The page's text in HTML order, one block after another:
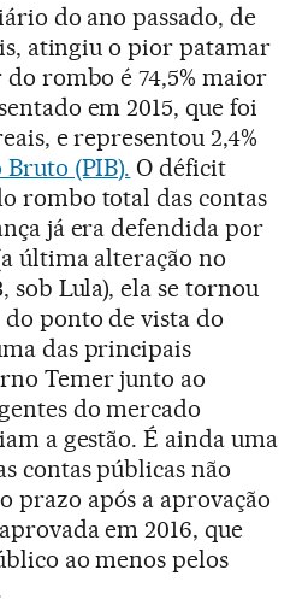
do ano passado, de
atingiu o pior patamar
do rombo é 74,5% maior
em 2015, que foi
e representou 2,4%
(PIB). O déficit
rombo total das contas
já era defendida por
última alteração no
sob Lula), ela se tornou
ponto de vista do
das principais
Temer junto ao
do mercado
a gestão. É ainda uma
contas públicas não
prazo após a aprovação
em 2016, que
ao menos pelos